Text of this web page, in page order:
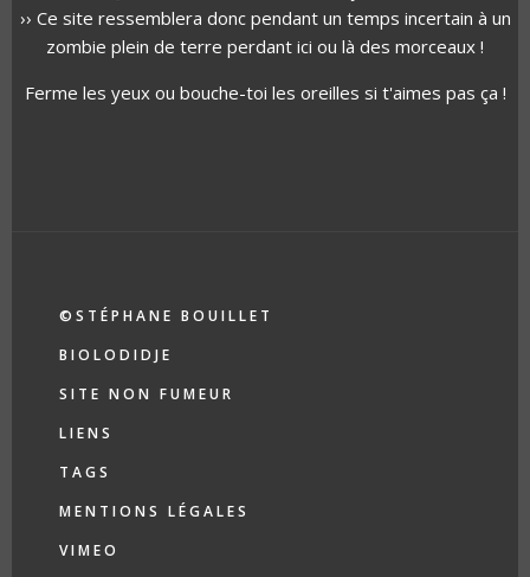
›› Ce site ressemblera donc pendant un temps incertain à un
zombie plein de terre perdant ici ou là des morceaux !
Ferme les yeux ou bouche-toi les oreilles si t'aimes pas ça !
MENU
FOOTER
©
©STÉPHANE BOUILLET
BIOLODIDJE
SITE NON FUMEUR
LIENS
TAGS
MENTIONS LÉGALES
VIMEO